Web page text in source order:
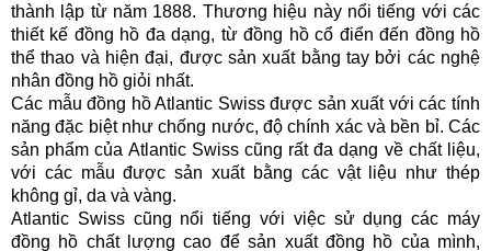
thành lập từ năm 1888. Thương hiệu này nổi tiếng với các
thiết kế đồng hồ đa dạng, từ đồng hồ cổ điển đến đồng hồ
thể thao và hiện đại, được sản xuất bằng tay bởi các nghệ
nhân đồng hồ giỏi nhất.
Các mẫu đồng hồ Atlantic Swiss được sản xuất với các tính
năng đặc biệt như chống nước, độ chính xác và bền bỉ. Các
sản phẩm của Atlantic Swiss cũng rất đa dạng về chất liệu,
với các mẫu được sản xuất bằng các vật liệu như thép
không gỉ, da và vàng.
Atlantic Swiss cũng nổi tiếng với việc sử dụng các máy
đồng hồ chất lượng cao để sản xuất đồng hồ của mình,